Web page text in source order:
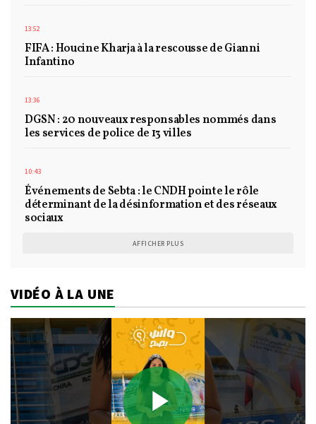
13:52
FIFA : Houcine Kharja à la rescousse de Gianni
Infantino
13:36
DGSN : 20 nouveaux responsables nommés dans
les services de police de 13 villes
10:43
Événements de Sebta : le CNDH pointe le rôle
déterminant de la désinformation et des réseaux
sociaux
AFFICHER PLUS
VIDÉO À LA UNE